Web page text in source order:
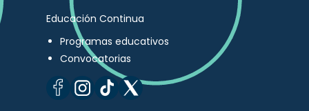
Educación Continua
Programas educativos
Convocatorias